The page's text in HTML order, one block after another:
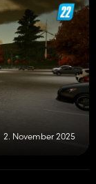
2. November 2025